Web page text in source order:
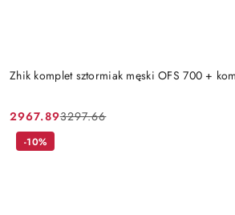
Zhik komplet sztormiak męski OFS 700 +
Cena
promocyjna:
2967.89
Cena
przed
3297.66
-10%